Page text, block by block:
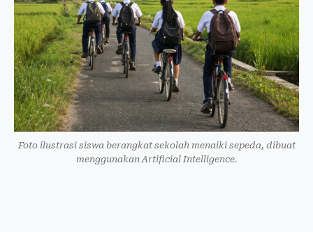
Foto ilustrasi siswa berangkat sekolah menaiki sepeda, dibuat
menggunakan Artificial Intelligence.